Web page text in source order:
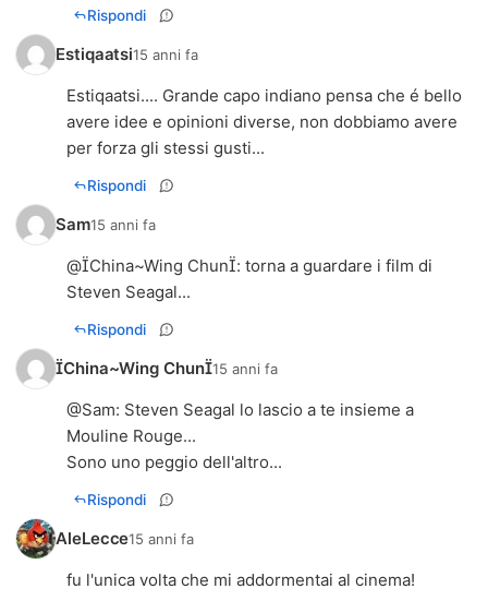
Rispondi
Estiqaatsi15 anni fa
Estiqaatsi.... Grande capo indiano pensa che é bello
avere idee e opinioni diverse, non dobbiamo avere
per forza gli stessi gusti...
Rispondi
Sam15 anni fa
@China~Wing Chun: torna a guardare i film di
Steven Seagal...
Rispondi
China~Wing Chun15 anni fa
@Sam: Steven Seagal lo lascio a te insieme a
Mouline Rouge...
Sono uno peggio dell'altro...
Rispondi
AleLecce15 anni fa
fu l'unica volta che mi addormentai al cinema!